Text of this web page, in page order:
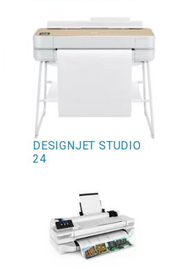
DESIGNJET STUDIO
24